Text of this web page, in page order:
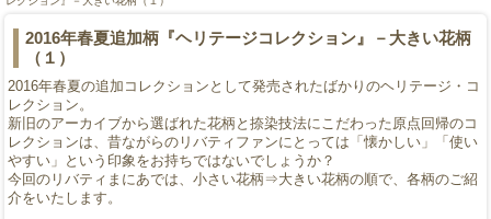
2016年春夏追加柄『ヘリテージコレクション』－大きい花柄
（１）
2016年春夏の追加コレクションとして発売されたばかりのヘリテージ・コ
レクション。
新旧のアーカイブから選ばれた花柄と捺染技法にこだわった原点回帰のコ
レクションは、昔ながらのリバティファンにとっては「懐かしい」「使い
やすい」という印象をお持ちではないでしょうか？
今回のリバティまにあでは、小さい花柄⇒大きい花柄の順で、各柄のご紹
介をいたします。